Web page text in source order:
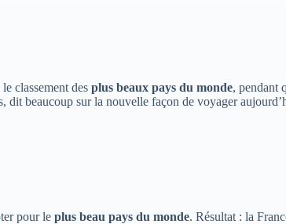
classement des plus beaux pays du monde, pendant
beaucoup sur la nouvelle façon de voyager
pour le plus beau pays du monde. Résultat : la